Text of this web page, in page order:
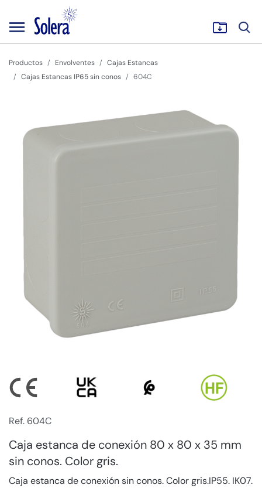
Productos Envolventes
Cajas Estancas
Cajas Estancas IP65 sin conos
604C
Ref. 604C
Caja estanca de conexión 80 x 80 x 35 mm
sin conos. Color gris.
Caja estanca de conexión sin conos. Color gris.IP55. IK07.